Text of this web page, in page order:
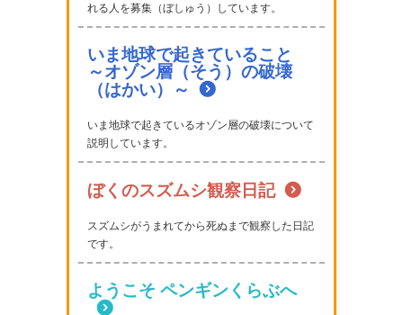
れる人を募集（ぼしゅう）しています。
いま地球で起きていること
～オゾン層（そう）の破壊
（はかい）～
いま地球で起きているオゾン層の破壊について
説明しています。
ぼくのスズムシ観察日記
スズムシがうまれてから死ぬまで観察した日記
です。
ようこそ ペンギンくらぶへ